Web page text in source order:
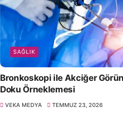
SAĞLIK
Bronkoskopi ile Akciğer
Doku Örneklemesi
VEKA MEDYA TEMMUZ 23, 2026